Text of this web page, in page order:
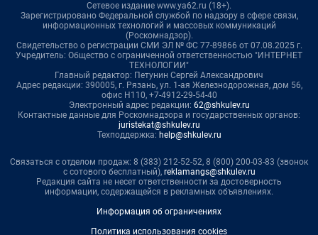
Сетевое издание www.ya62.ru (18+).
Зарегистрировано Федеральной службой по надзору в сфере связи,
информационных технологий и массовых коммуникаций
(Роскомнадзор).
Свидетельство о регистрации СМИ ЭЛ № ФС 77-89866 от 07.08.2025 г.
Учредитель: Общество с ограниченной ответственностью "ИНТЕРНЕТ
ТЕХНОЛОГИИ"
Главный редактор: Петунин Сергей Александрович
Адрес редакции: 390005, г. Рязань, ул. 1-ая Железнодорожная, дом 56,
офис Н110, +7-4912-29-54-40
Электронный адрес редакции: 62@shkulev.ru
Контактные данные для Роскомнадзора и государственных органов:
juristekat@shkulev.ru
Техподдержка: help@shkulev.ru
Связаться с отделом продаж: 8 (383) 212-52-52, 8 (800) 200-03-83 (звонок
с сотового бесплатный), reklamangs@shkulev.ru
Редакция сайта не несет ответственности за достоверность
информации, содержащейся в рекламных объявлениях.
Информация об ограничениях
Политика использования cookies